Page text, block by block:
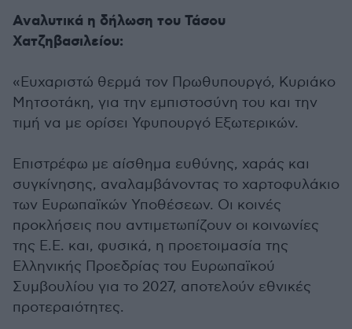
Αναλυτικά η δήλωση του Τάσου
Χατζηβασιλείου:
«Ευχαριστώ θερμά τον Πρωθυπουργό, Κυριάκο
Μητσοτάκη, για την εμπιστοσύνη του και την
τιμή να με ορίσει Υφυπουργό Εξωτερικών.
Επιστρέφω με αίσθημα ευθύνης, χαράς και
συγκίνησης, αναλαμβάνοντας το χαρτοφυλάκιο
των Ευρωπαϊκών Υποθέσεων. Οι κοινές
προκλήσεις που αντιμετωπίζουν οι κοινωνίες
της Ε.Ε. και, φυσικά, η προετοιμασία της
Ελληνικής Προεδρίας του Ευρωπαϊκού
Συμβουλίου για το 2027, αποτελούν εθνικές
προτεραιότητες.